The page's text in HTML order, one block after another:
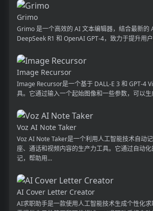
Grimo
Grimo 是一个高效的 AI 文本编辑器，结合最新的
DeepSeek R1 和 OpenAI GPT-4，致力于提升用
Image Recursor
Image Recursor是一个基于 DALL-E 3 和 GPT-4
具。它通过输入一个起始图像和一些参数，可以生
Voz AI Note Taker
Voz AI Note Taker是一个利用人工智能技术自动
座、通话和视频内容的生产力工具。它通过自动
记，帮助用...
AI Cover Letter Creator
AI求职助手是一款使用人工智能技术生成个性化